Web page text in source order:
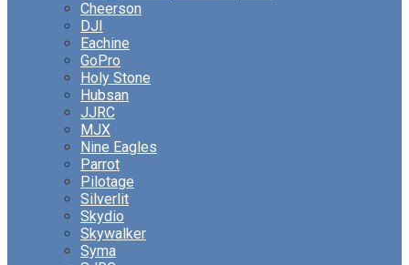
Cheerson
DJI
Eachine
GoPro
Holy Stone
Hubsan
JJRC
MJX
Nine Eagles
Parrot
Pilotage
Silverlit
Skydio
Skywalker
Syma